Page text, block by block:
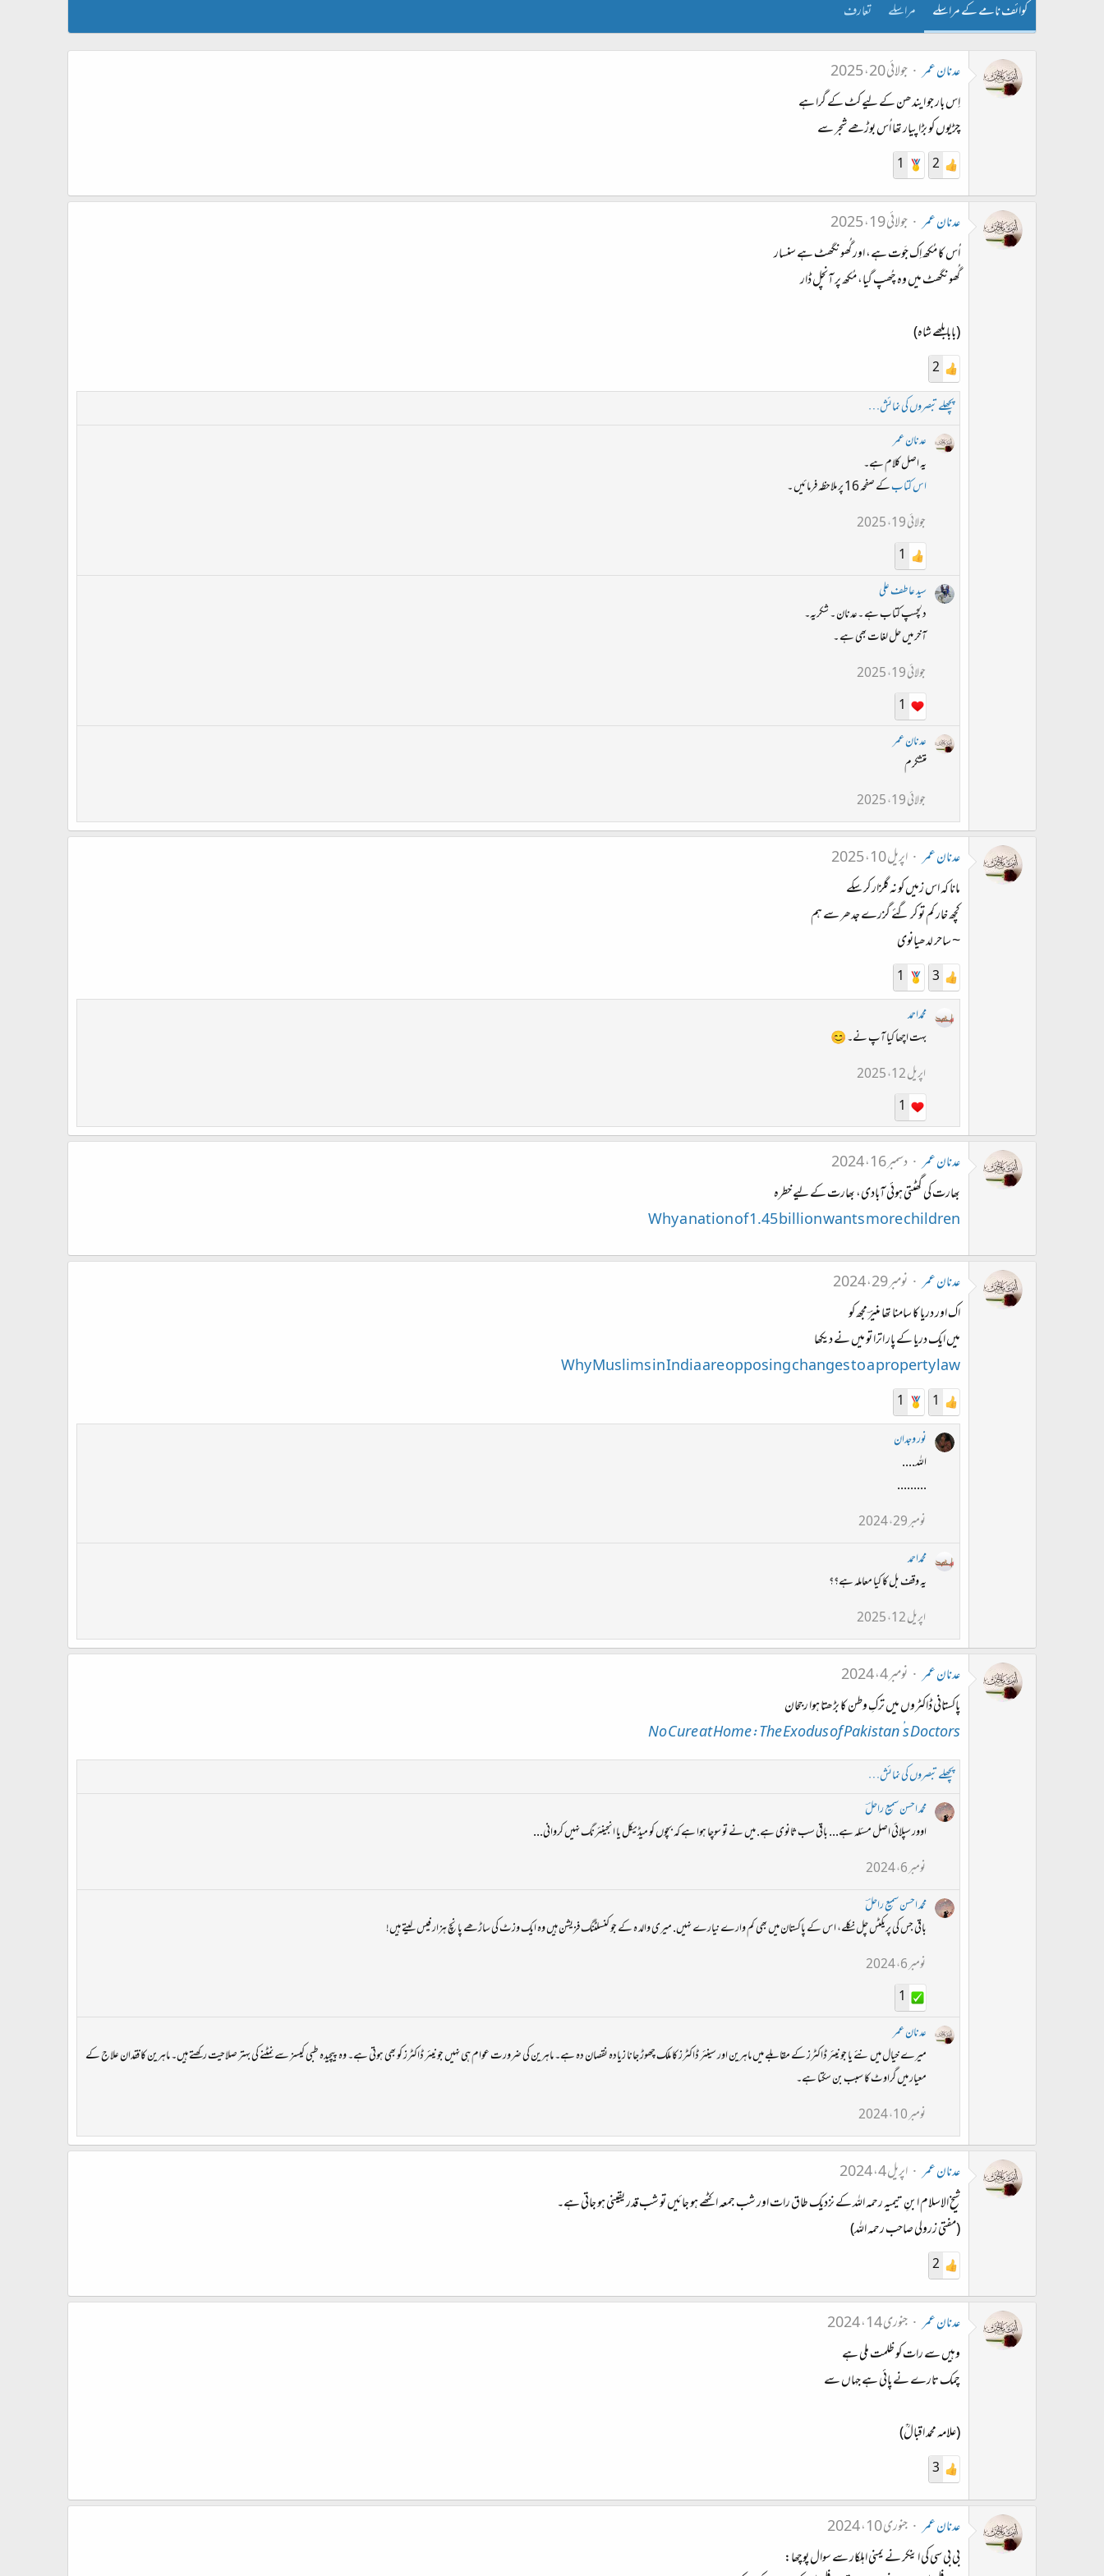
کوائف نامے کے مراسلے مراسلے تعارف
عدنان عمر
جولائی 20، 2025
اِس بار جو ایندھن کے لیے کٹ کے گرا ہے
چڑیوں کو بڑا پیار تھا اُس بوڑھے شجر سے
2
1
عدنان عمر
جولائی 19، 2025
اُس کا مُکھ اِک جَوت ہے، اور گُھونگھٹ ہے سنسار
گُھونگھٹ میں وہ چُھپ گیا، مُکھ پر آنچل ڈار
(بابا بلھے شاہ)
2
پچھلے تبصروں کی نمائش…
عدنان عمر
یہ اصل کلام ہے۔
اس کتابکے صفحہ 16 پر ملاحظہ فرمائیں ۔
جولائی 19، 2025
1
سید عاطف علی
دلچسپ کتاب ہے ۔عدنان ۔ شکریہ۔
آخر میں حل لغات بھی ہے ۔
جولائی 19، 2025
1
عدنان عمر
متشکرم
جولائی 19، 2025
عدنان عمر
اپریل 10، 2025
مانا کہ اس زمیں کو نہ گلزار کر سکے
کچھ خار کم تو کر گئے گزرے جدھر سے ہم
~ ساحر لدھیانوی
3
1
محمداحمد
بہت اچھا کیا آپ نے۔ 😊
اپریل 12، 2025
1
عدنان عمر
دسمبر 16، 2024
بھارت کی گھٹتی ہوئی آبادی، بھارت کے لیے خطرہ
Why a nation of 1.45 billion wants more children
عدنان عمر
نومبر 29، 2024
اک اور دریا کا سامنا تھا منیرؔ مجھ کو
میں ایک دریا کے پار اترا تو میں نے دیکھا
Why Muslims in India are opposing changes to a property law
1
1
نور وجدان
اللہ....
.........
نومبر 29، 2024
محمداحمد
یہ وقف بل کا کیا معاملہ ہے؟؟
اپریل 12، 2025
عدنان عمر
نومبر 4، 2024
پاکستانی ڈاکٹروں میں ترکِ وطن کا بڑھتا ہوا رجحان
No Cure at Home: The Exodus of Pakistan’s Doctors
پچھلے تبصروں کی نمائش…
محمد احسن سمیع راحلؔ
اوور سپلائی اصل مسئلہ ہے... باقی سب ثانوی ہے. میں نے تو سوچا ہوا ہے کہ بچوں کو میڈیکل یا انجینئرنگ نہیں کروانی...
نومبر 6، 2024
محمد احسن سمیع راحلؔ
باقی جس کی پریکٹس چل نکلے، اس کے پاکستان میں بھی کم وارے نیارے نہیں. میری والد ہ کے جو کنسلٹنگ فزیشن ہیں وہ ایک وزٹ کی ساڑھے پانچ ہزار فیس لیتے ہیں!
نومبر 6، 2024
1
عدنان عمر
میرے خیال میں نئے یا جونیئر ڈاکٹرز کے مقابلے میں ماہرین اور سینئر ڈاکٹرز کا ملک چھوڑ جانا زیادہ نقصان دہ ہے۔ ماہرین کی ضرورت عوام ہی نہیں جونیئر ڈاکٹرز کو بھی ہوتی ہے۔ وہ پیچیدہ طبی کیسز سے نمٹنے کی بہتر صلاحیت رکھتے ہیں۔ ماہرین کا فقدان علاج کے
معیار میں گراوٹ کا سبب بن سکتا ہے۔
نومبر 10، 2024
عدنان عمر
اپریل 4، 2024
شیخ الاسلام ابنِ تیمیہ رحمہ اللہ کے نزدیک طاق رات اور شب جمعہ اکٹھے ہو جائیں تو شب قدر یقینی ہو جاتی ہے۔
(مفتی زرولی صاحب رحمہ اللہ)
2
عدنان عمر
جنوری 14، 2024
‏وہیں سے رات کو ظلمت ملی ہے
چمک تارے نے پائی ہے جہاں سے
(علامہ محمد اقبالؒ)
3
عدنان عمر
جنوری 10، 2024
بی بی سی کی اینکر نے یمنی اہلکار سے سوال پوچھا: